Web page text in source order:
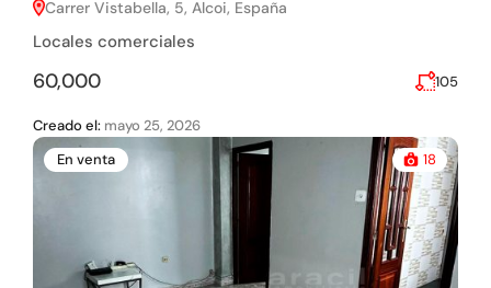
Carrer Vistabella, 5, Alcoi, España
Locales comerciales
60,000 105
Creado el: mayo 25, 2026
En venta
18